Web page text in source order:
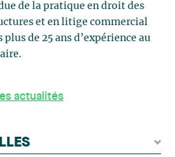
de la pratique en droit des
et en litige commercial
de 25 ans d’expérience au
actualités